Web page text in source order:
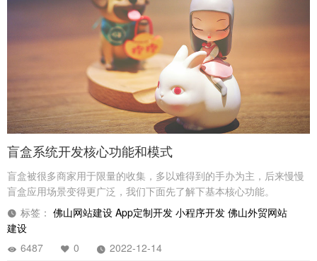
盲盒系统开发核心功能和模式
盲盒被很多商家用于限量的收集，多以难得到的手办为主，后来慢慢
盲盒应用场景变得更广泛，我们下面先了解下基本核心功能。
标签： 佛山网站建设 App定制开发 小程序开发 佛山外贸网站
建设
6487
0 2022-12-14